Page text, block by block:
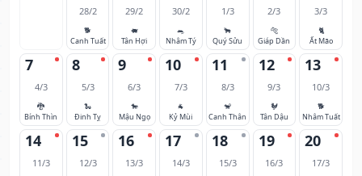
28/2
🐕
Canh Tuất
29/2
🐖
Tân Hợi
30/2
🐀
Nhâm Tý
1/3
🐂
Quý Sửu
2/3
🐅
Giáp Dần
3/3
🐈
Ất Mão
7
4/3
🐉
Bính Thìn
8
5/3
🐍
Đinh Tỵ
9
6/3
🐎
Mậu Ngọ
10
7/3
🐐
Kỷ Mùi
11
8/3
🐒
Canh Thân
12
9/3
🐓
Tân Dậu
13
10/3
🐕
Nhâm Tuất
14
11/3
15
12/3
16
13/3
17
14/3
18
15/3
19
16/3
20
17/3